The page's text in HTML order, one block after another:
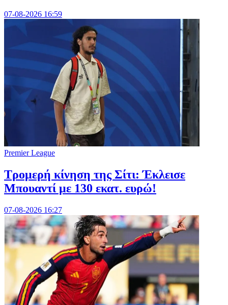
07-08-2026 16:59
Premier League
Τρομερή κίνηση της Σίτι: Έκλεισε
Μπουαντί με 130 εκατ. ευρώ!
07-08-2026 16:27